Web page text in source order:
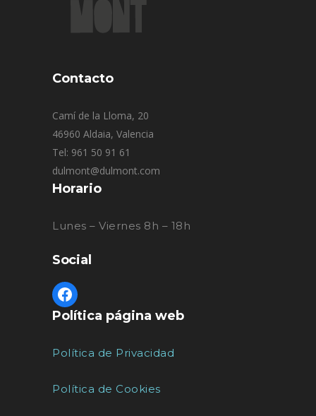
Contacto
Camí de la Lloma, 20
46960 Aldaia, Valencia
Tel: 961 50 91 61
dulmont@dulmont.com
Horario
Lunes – Viernes 8h – 18h
Social
Política página web
Política de Privacidad
Política de Cookies